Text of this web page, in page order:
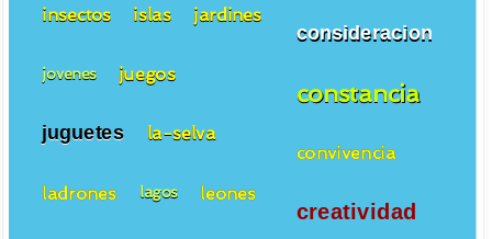
consideracion
constancia
convivencia
creatividad
insectos islas jardines
jovenes juegos
juguetes la-selva
ladrones lagos leones